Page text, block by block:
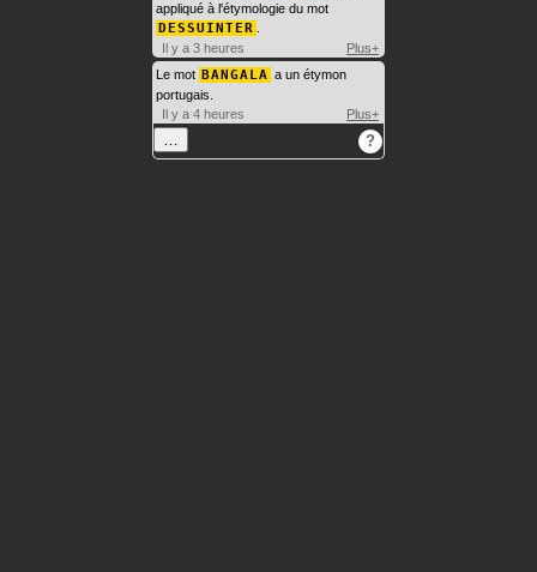
appliqué à l'étymologie du mot
DESSUINTER .
Il y a 3 heures
Plus+
Le mot BANGALA a un étymon
portugais.
Il y a 4 heures
Plus+
… ?